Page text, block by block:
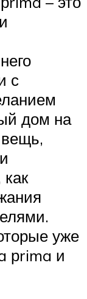
с
дом на
уже
рrima и